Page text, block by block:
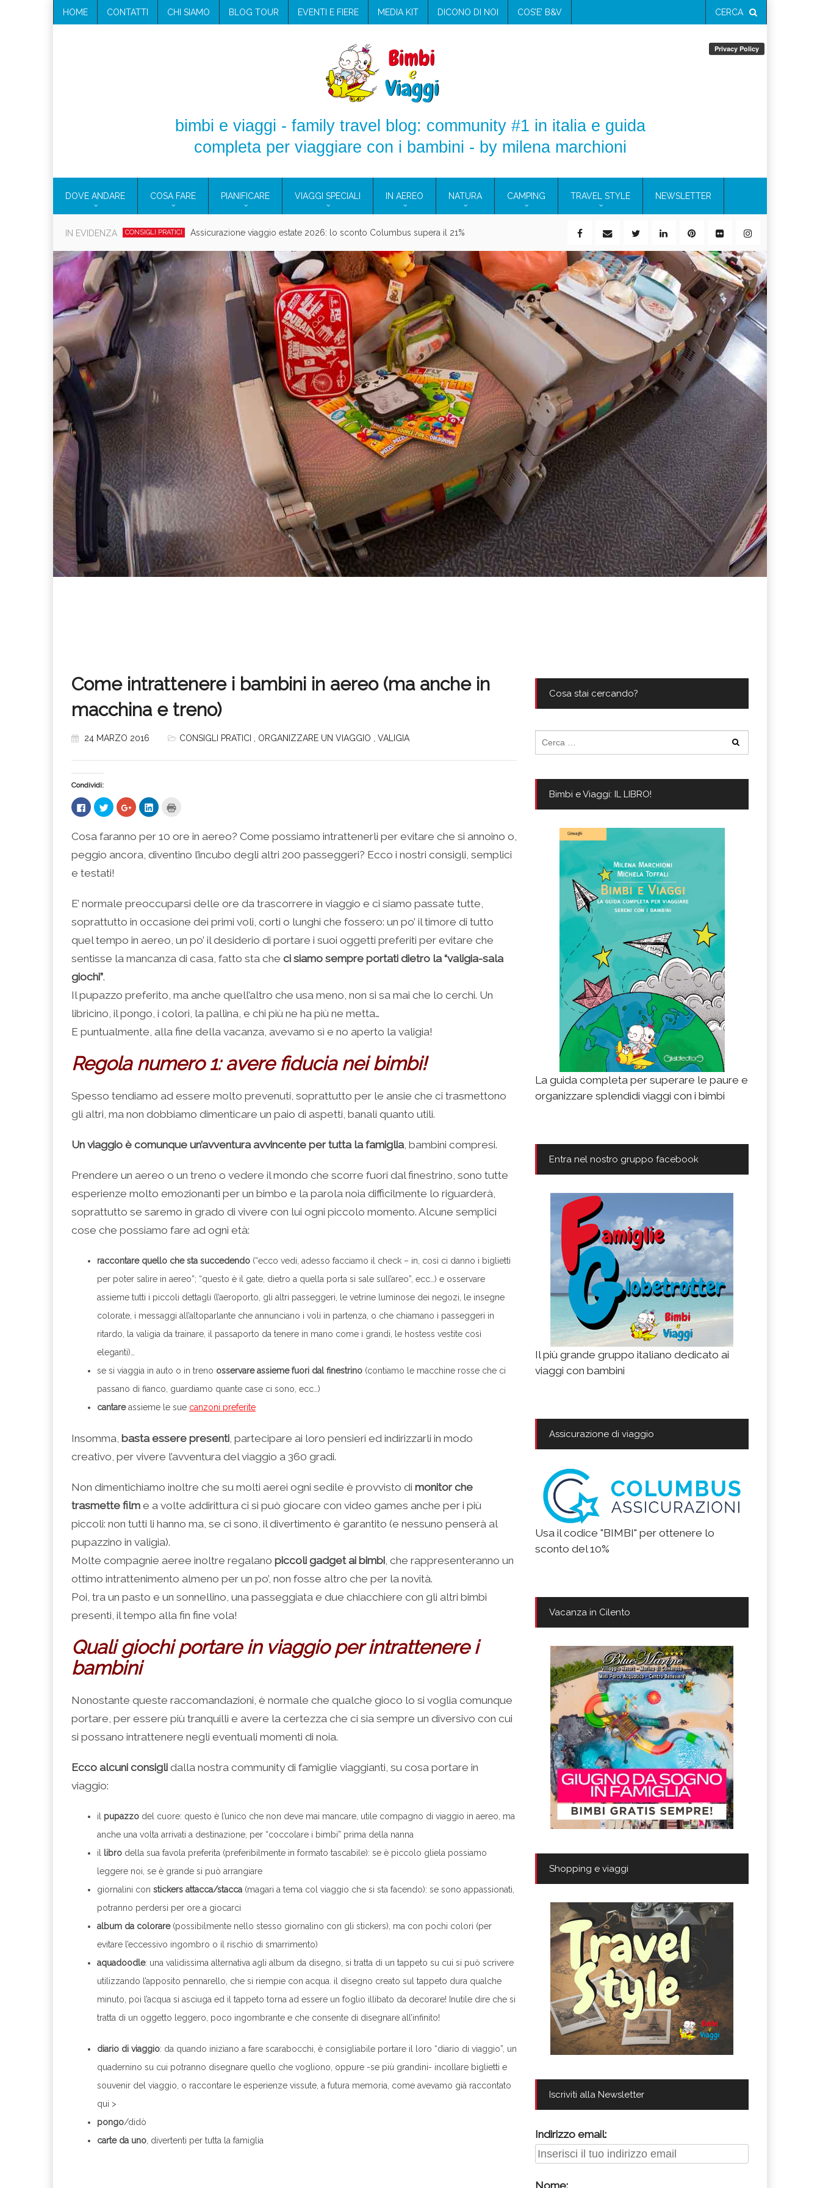
HOME CONTATTI CHI SIAMO BLOG TOUR EVENTI E FIERE MEDIA KIT DICONO DI NOI COS’E’ B&V CERCA
bimbi e viaggi - family travel blog: community #1 in italia e guida
completa per viaggiare con i bambini - by milena marchioni
DOVE ANDARE COSA FARE PIANIFICARE VIAGGI SPECIALI IN AEREO NATURA CAMPING TRAVEL STYLE NEWSLETTER
IN EVIDENZA CONSIGLI PRATICI Cosmetici solidi in viaggio: i prodotti che hanno conquistato la mia valigia (e la pelle sensibile)
CAMPANIA Villaggio per famiglie in Cilento: il Blue Marine di Marina di Camerota
CAMPEGGIO Vacanze in campeggio con i bambini: come trovare l’offerta migliore?
CONSIGLI PRATICI Assicurazione viaggio estate 2026: lo sconto Columbus supera il 21%
Come intrattenere i bambini in aereo (ma anche in
macchina e treno)
24 MARZO 2016 CONSIGLI PRATICI ORGANIZZARE UN VIAGGIO VALIGIA
Condividi:
Fai
clic
su
Facebook
apre
in
una
nuova
Fai
clic
condividere
su
(Si
in
una
Fai
clic
condividere
su
Google+
(Si
Fai
clic
condividere
su
LinkedIn
(Si
stampare
(Si
apre
in
Cosa faranno per 10 ore in aereo? Come possiamo intrattenerli per evitare che si annoino o,
peggio ancora, diventino l’incubo degli altri 200 passeggeri? Ecco i nostri consigli, semplici
e testati!
E’ normale preoccuparsi delle ore da trascorrere in viaggio e ci siamo passate tutte,
soprattutto in occasione dei primi voli, corti o lunghi che fossero: un po’ il timore di tutto
quel tempo in aereo, un po’ il desiderio di portare i suoi oggetti preferiti per evitare che
sentisse la mancanza di casa, fatto sta che ci siamo sempre portati dietro la “valigia-sala
giochi”.
Il pupazzo preferito, ma anche quell’altro che usa meno, non si sa mai che lo cerchi. Un
libricino, il pongo, i colori, la pallina, e chi più ne ha più ne metta…
E puntualmente, alla fine della vacanza, avevamo sì e no aperto la valigia!
Regola numero 1: avere fiducia nei bimbi!
Spesso tendiamo ad essere molto prevenuti, soprattutto per le ansie che ci trasmettono
gli altri, ma non dobbiamo dimenticare un paio di aspetti, banali quanto utili.
Un viaggio è comunque un’avventura avvincente per tutta la famiglia, bambini compresi.
Prendere un aereo o un treno o vedere il mondo che scorre fuori dal finestrino, sono tutte
esperienze molto emozionanti per un bimbo e la parola noia difficilmente lo riguarderà,
soprattutto se saremo in grado di vivere con lui ogni piccolo momento. Alcune semplici
cose che possiamo fare ad ogni età:
raccontare quello che sta succedendo (“ecco vedi, adesso facciamo il check – in, così ci danno i biglietti
per poter salire in aereo”; “questo è il gate, dietro a quella porta si sale sull’areo”, ecc…) e osservare
assieme tutti i piccoli dettagli (l’aeroporto, gli altri passeggeri, le vetrine luminose dei negozi, le insegne
colorate, i messaggi all’altoparlante che annunciano i voli in partenza, o che chiamano i passeggeri in
ritardo, la valigia da trainare, il passaporto da tenere in mano come i grandi, le hostess vestite così
eleganti)…
se si viaggia in auto o in treno osservare assieme fuori dal finestrino (contiamo le macchine rosse che ci
passano di fianco, guardiamo quante case ci sono, ecc…)
cantareassieme le sue canzoni preferite
Insomma, basta essere presenti , partecipare ai loro pensieri ed indirizzarli in modo
creativo, per vivere l’avventura del viaggio a 360 gradi.
Non dimentichiamo inoltre che su molti aerei ogni sedile è provvisto di monitor che
trasmette film e a volte addirittura ci si può giocare con video games anche per i più
piccoli: non tutti li hanno ma, se ci sono, il divertimento è garantito (e nessuno penserà al
pupazzino in valigia).
Molte compagnie aeree inoltre regalano piccoli gadget ai bimbi , che rappresenteranno un
ottimo intrattenimento almeno per un po’, non fosse altro che per la novità.
Poi, tra un pasto e un sonnellino, una passeggiata e due chiacchiere con gli altri bimbi
presenti, il tempo alla fin fine vola!
Quali giochi portare in viaggio per intrattenere i
bambini
Nonostante queste raccomandazioni, è normale che qualche gioco lo si voglia comunque
portare, per essere più tranquilli e avere la certezza che ci sia sempre un diversivo con cui
si possano intrattenere negli eventuali momenti di noia.
Ecco alcuni consigli dalla nostra community di famiglie viaggianti, su cosa portare in
viaggio:
il pupazzo del cuore: questo è l’unico che non deve mai mancare, utile compagno di viaggio in aereo, ma
anche una volta arrivati a destinazione, per “coccolare i bimbi” prima della nanna
il
libro della sua favola preferita (preferibilmente in formato tascabile): se è piccolo gliela possiamo
leggere noi, se è grande si può arrangiare
giornalini con stickers attacca/stacca (magari a tema col viaggio che si sta facendo): se sono appassionati,
potranno perdersi per ore a giocarci
album da colorare(possibilmente nello stesso giornalino con gli stickers), ma con pochi colori (per
evitare l’eccessivo ingombro o il rischio di smarrimento)
aquadoodle: una validissima alternativa agli album da disegno, si tratta di un tappeto su cui si può scrivere
utilizzando l’apposito pennarello, che si riempie con acqua. il disegno creato sul tappeto dura qualche
minuto, poi l’acqua si asciuga ed il tappeto torna ad essere un foglio illibato da decorare! Inutile dire che si
tratta di un oggetto leggero, poco ingombrante e che consente di disegnare all’infinito!
diario di viaggio: da quando iniziano a fare scarabocchi, è consigliabile portare il loro “diario di viaggio”, un
quadernino su cui potranno disegnare quello che vogliono, oppure -se più grandini- incollare biglietti e
souvenir del viaggio, o raccontare le esperienze vissute, a futura memoria, come avevamo già raccontato
qui >
pongo/didò
carte da uno , divertenti per tutta la famiglia
Cosa stai cercando?
per:
Bimbi e Viaggi: IL LIBRO!
La guida completa per superare le paure e
organizzare splendidi viaggi con i bimbi
Entra nel nostro gruppo facebook
Il più grande gruppo italiano dedicato ai
viaggi con bambini
Assicurazione di viaggio
Usa il codice "BIMBI" per ottenere lo
sconto del 10%
Vacanza in Cilento
Shopping e viaggi
Iscriviti alla Newsletter
Indirizzo email: